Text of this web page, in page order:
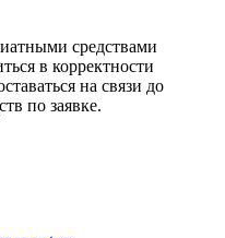
средствами
в корректности
на связи до
по заявке.